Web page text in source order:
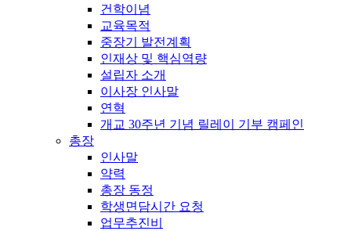
건학이념
교육목적
중장기 발전계획
인재상 및 핵심역량
설립자 소개
이사장 인사말
연혁
개교 30주년 기념 릴레이 기부 캠페인
총장
인사말
약력
총장 동정
학생면담시간 요청
업무추진비